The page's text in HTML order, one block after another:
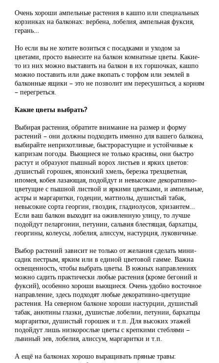
Очень хороши ампельные растения в кашпо или специальных
корзинках на балконах: вербена, лобелия, ампельная фуксия,
герань…
Но если вы не хотите возиться с посадками и уходом за
цветами, просто вынесите на балкон комнатные цветы. Какие-
то из них можно выставить на балкон в их горшочках, кашпо
можно поставить или даже вкопать с торфом или землей в
балконные ящики – это не позволит им пересушиться, а корням
– перегреться.
Какие цветы выбрать?
Выбирая растения, обратите внимание на размер и форму
растений – они должны подходить именно для вашего балкона,
выбирайте неприхотливые, быстрорастущие и устойчивые к
капризам погоды. Вьющиеся не только красивы, они быстро
растут и образуют пышный ворох листьев и ярких цветов:
душистый горошек, японский хмель, березка трехцветная,
ипомея, кобея лазающая, подойдут и невысокие декоративно-
цветущие с пышной листвой и яркими цветками, и ампельные,
астры и маргаритки, годеции, маттиолы, душистый табак,
невысокие сорта георгин, гвоздик, гладиолусов, хризантем…
Если ваш балкон выходит на оживленную улицу, то лучше
подойдут пеларгонии, петунии, сальвия блестящая, бархатцы,
георгины, колеусы, лобелия, алиссум, настурция, луковичные.
Выбор растений зависит не только от желания сделать мини-
садик пестрым, ярким или в единой цветовой гамме. Важна
освещенность, чтобы выбрать цветы. В южных направлениях
можно садить практически любые растения (кроме бегоний и
фуксий), особенно хороши вьющиеся. Очень удобно восточное
направление, здесь подходят любые декоративно-цветущие
растения. На северном балконе хороши настурции, душистый
табак, анютины глазки, душистые лобелии, петунии, бархатцы
маргаритки, душистый горошек и т.п. Для высоких этажей
подойдут лишь низкорослые цветы с крепкими стеблями –
львиный зев, лобелия, алиссум, маргаритки и т.п.
А ещё на балконах хорошо выращивать пряные травы: